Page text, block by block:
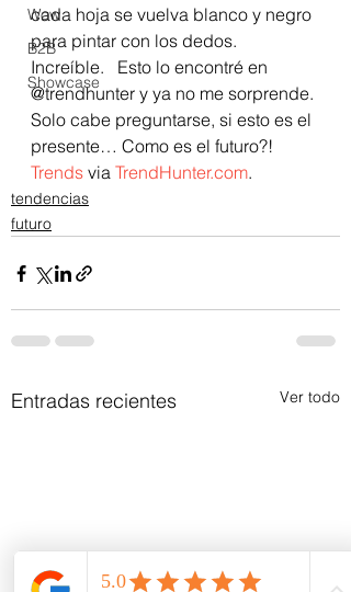
Wow
B2B
Showcase
cada hoja se vuelva blanco y negro
para pintar con los dedos.
Increíble.   Esto lo encontré en
@trendhunter y ya no me sorprende.
Solo cabe preguntarse, si esto es el
presente… Como es el futuro?!
Trends via TrendHunter.com.
tendencias
futuro
Entradas recientes Ver todo